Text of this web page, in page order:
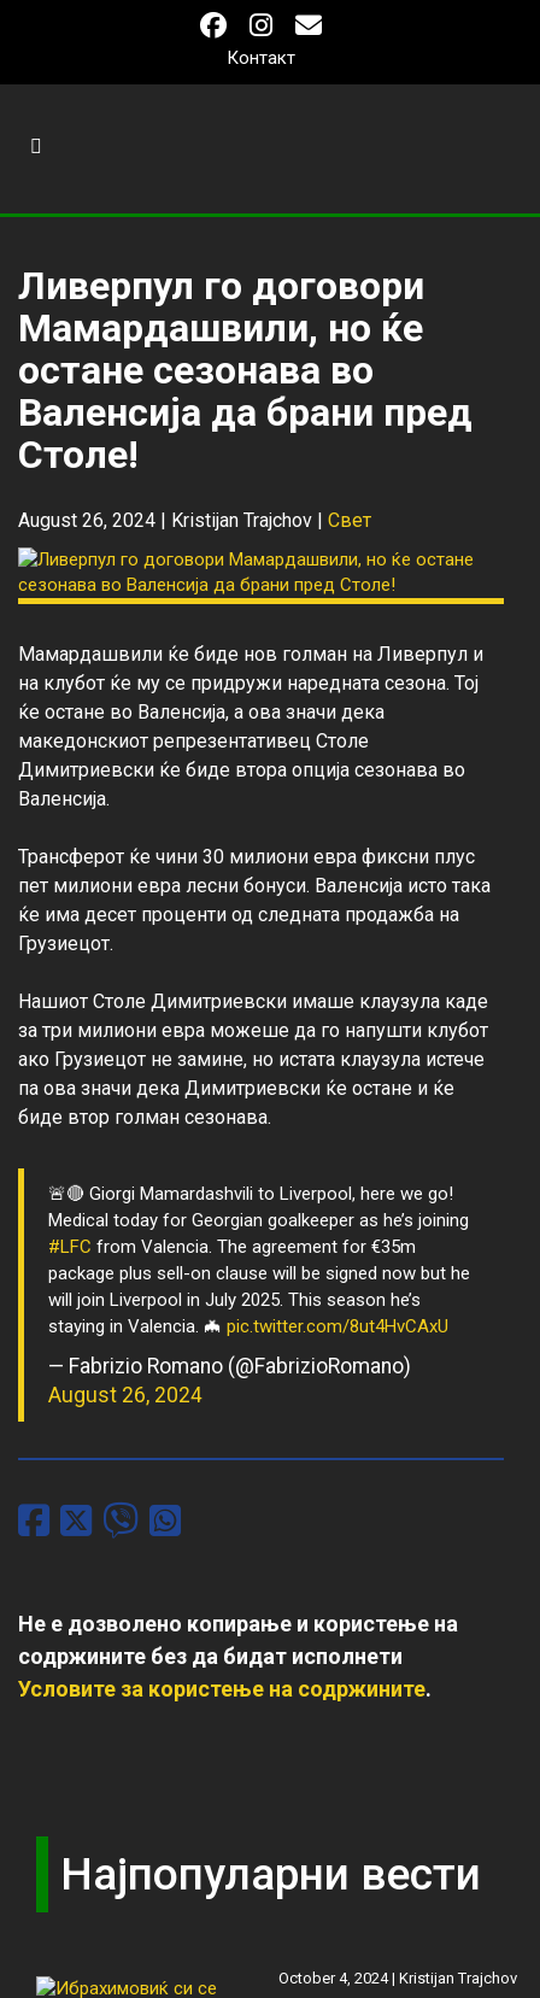
Контакт
Ливерпул го договори
Мамардашвили, но ќе
остане сезонава во
Валенсија да брани пред
Столе!
August 26, 2024 | Kristijan Trajchov | Свет
Мамардашвили ќе биде нов голман на Ливерпул и
на клубот ќе му се придружи наредната сезона. Тој
ќе остане во Валенсија, а ова значи дека
македонскиот репрезентативец Столе
Димитриевски ќе биде втора опција сезонава во
Валенсија.
Трансферот ќе чини 30 милиони евра фиксни плус
пет милиони евра лесни бонуси. Валенсија исто така
ќе има десет проценти од следната продажба на
Грузиецот.
Нашиот Столе Димитриевски имаше клаузула каде
за три милиони евра можеше да го напушти клубот
ако Грузиецот не замине, но истата клаузула истече
па ова значи дека Димитриевски ќе остане и ќе
🚨🔴 Giorgi Mamardashvili to Liverpool, here we go!
Medical today for Georgian goalkeeper as he’s joining
#LFC from Valencia. The agreement for €35m
package plus sell-on clause will be signed now but he
will join Liverpool in July 2025. This season he’s
staying in Valencia. 🦇 pic.twitter.com/8ut4HvCAxU
— Fabrizio Romano (@FabrizioRomano)
August 26, 2024
Не е дозволено копирање и користење на
содржините без да бидат исполнети
Условите за користење на содржините.
Најпопуларни вести
October 4, 2024 |Kristijan Trajchov